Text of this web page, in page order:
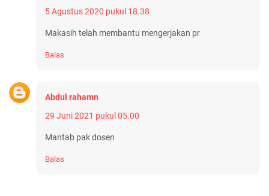
5 Agustus 2020 pukul 18.38
Makasih telah membantu mengerjakan pr
Balas
Abdul rahamn
29 Juni 2021 pukul 05.00
Mantab pak dosen
Balas